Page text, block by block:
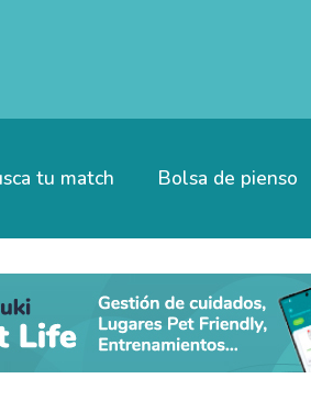
tu match Bolsa de pienso